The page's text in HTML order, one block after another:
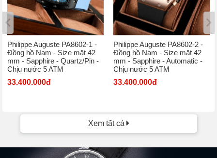
Philippe Auguste PA8602-1 -
Đồng hồ Nam - Size mặt 42
mm - Sapphire - Quartz/Pin -
Chịu nước 5 ATM
33.400.000đ
Philippe Auguste PA8602-2 -
Đồng hồ Nam - Size mặt 42
mm - Sapphire - Automatic -
Chịu nước 5 ATM
33.400.000đ
Xem tất cả